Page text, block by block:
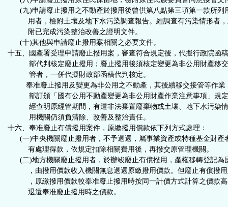
(九)申請廢止撥用之不動產於撥用後曾供第八點第三項第一款所列
用者，檢附土壤及地下水污染調查報告。經調查有污染情形者，
附已完成污染整治改善之證明文件。
(十)其他與申請廢止撥用案相關之必要文件。
十五、 國產署受理申請廢止撥用案，審查符合規定後，代擬行政院函
部代判核定廢止撥用；廢止撥用後須核定變更為非公用財產移
管者，一併代擬財政部函稿代判核定。
奉准廢止撥用及變更為非公用之不動產，其後續移交接管等作業
部訂頒「國有公用不動產變更為非公用財產作業注意事項」規
經查明原經管期間，有遭非法棄置廢棄物或土壤、地下水污染
用機關仍須負清除、改善及整治責任。
十六、奉准廢止有償撥用案件，原繳撥用價款依下列方式處理：
(一)中央機關廢止撥用者，不予退還，屬事業資產或特種基金財產
有處理得款，依規定扣除相關費用後，再撥交原管理機關。
(二)地方機關廢止撥用者，於辦竣廢止有償撥用，產權移轉登記為
，由撥用價款收入機關無息退還原繳撥用價款。但廢止有償撥用
，原繳撥用價款較奉准廢止撥用時按同一計價方式計算之價款高
退還奉准廢止撥用時之價款。